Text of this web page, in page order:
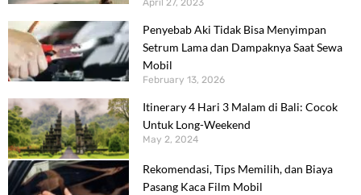
Penyebab Aki Tidak Bisa Menyimpan
Setrum Lama dan Dampaknya Saat Sewa
Mobil
February 13, 2026
Itinerary 4 Hari 3 Malam di Bali: Cocok
Untuk Long-Weekend
May 2, 2024
Rekomendasi, Tips Memilih, dan Biaya
Pasang Kaca Film Mobil